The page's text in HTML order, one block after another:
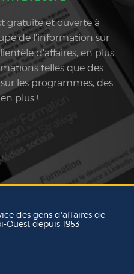
gratuite et ouverte à
de l’information sur
d’affaires, en plus
telles que des
les programmes, des
plus !
des gens d'affaires de
Ouest depuis 1953